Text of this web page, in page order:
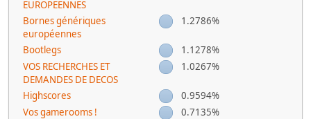
EUROPEENNES
Bornes génériques
européennes
1.2786%
Bootlegs
1.1278%
VOS RECHERCHES ET
DEMANDES DE DECOS
1.0267%
Highscores
0.9594%
Vos gamerooms !
0.7135%